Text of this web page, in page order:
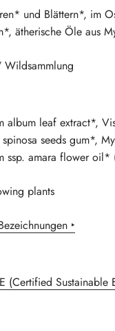
und Blättern*, im
ätherische Öle aus
leaf extract*,
seeds gum*,
ssp. amara flower oil*
plants
‣
(Certified Sustainable